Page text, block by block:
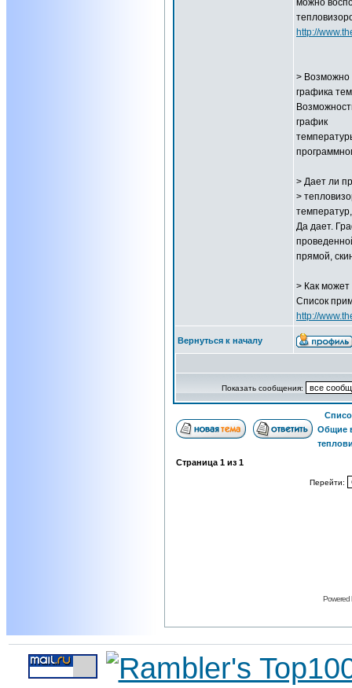
можно
http://
> Возможно
графика
график
> Дает ли
>
Да дает.
прямой,
> Как
Список
http://
Вернуться к началу
Показать сообщения:
Общие
Страница 1 из 1
Перейти:
Powered